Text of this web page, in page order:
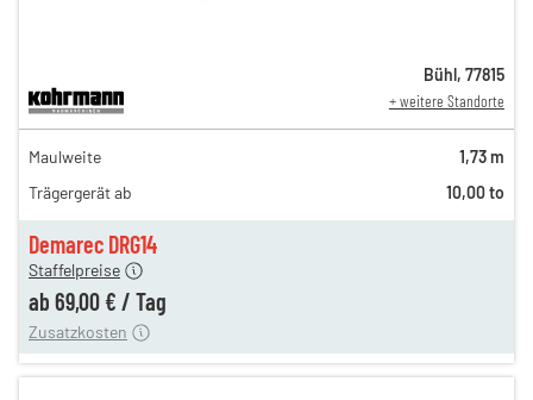
Demarec DRG14
119,00 €
100,00 €
83,00 €
Staffelpreise
ab 69,00 € / Tag
12,00 €
Zusatzkosten
Bühl, 77815
+ weitere Standorte
Maulweite
1,73 m
Trägergerät ab
10,00 to